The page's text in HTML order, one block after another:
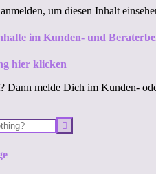
um diesen Inhalt
im Kunden- und
hier klicken
Dann melde Dich im Kunden-